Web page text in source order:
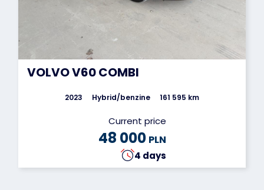
VOLVO V60 COMBI
2023 Hybrid/benzine 161 595 km
Current price
48 000 PLN
4 days